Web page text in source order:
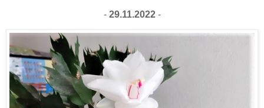
- 29.11.2022-